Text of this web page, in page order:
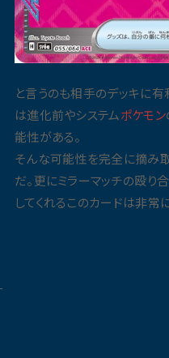
と言うのも相手のデッキに
は進化前やシステムポケモン
能性がある。
そんな可能性を完全に摘み
だ。更にミラーマッチの殴
してくれるこのカードは非常